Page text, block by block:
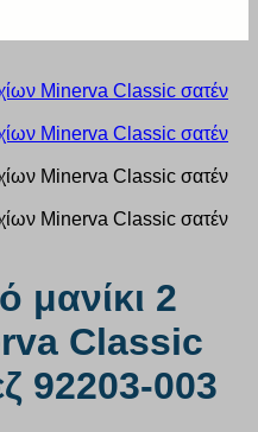
μανίκι 2
Classic
92203-003